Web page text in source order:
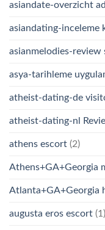
asiandate-overzicht
asiandating-inceleme
asianmelodies-review
asya-tarihleme
atheist-dating-de
atheist-dating-nl
athens escort (2)
Athens+GA+Georgia
Atlanta+GA+Georgia
augusta eros escort (1)